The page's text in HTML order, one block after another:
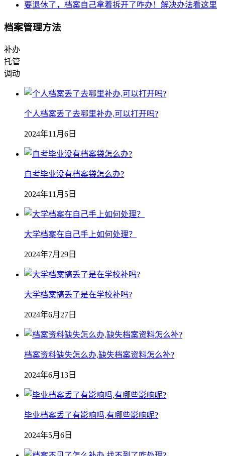
要退休了，档案自己拿着拆开了咋办！解决办法看这里
档案管理方法
补办
托管
调动
个人档案丢了去哪里补办,可以打开吗?
2024年11月6日
自考毕业没有档案袋怎么办?
2024年11月5日
大学档案在自己手上如何处理？
2024年7月29日
大学档案搞丢了是在学校补吗?
2024年6月27日
档案资料缺失怎么办,缺失档案资料怎么补?
2024年6月13日
毕业档案丢了有影响吗,有哪些影响呢?
2024年5月6日